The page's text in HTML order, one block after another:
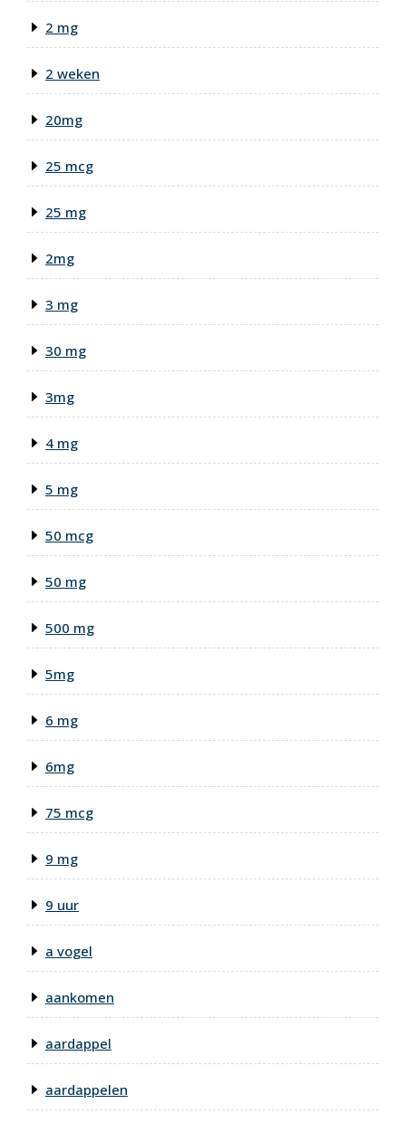
2 mg
2 weken
20mg
25 mcg
25 mg
2mg
3 mg
30 mg
3mg
4 mg
5 mg
50 mcg
50 mg
500 mg
5mg
6 mg
6mg
75 mcg
9 mg
9 uur
a vogel
aankomen
aardappel
aardappelen